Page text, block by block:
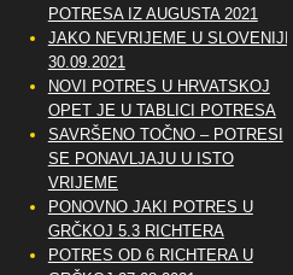
POTRESA IZ AUGUSTA 2021
JAKO NEVRIJEME U SLOVENIJI
30.09.2021
NOVI POTRES U HRVATSKOJ
OPET JE U TABLICI POTRESA
SAVRŠENO TOČNO – POTRESI
SE PONAVLJAJU U ISTO
VRIJEME
PONOVNO JAKI POTRES U
GRČKOJ 5.3 RICHTERA
POTRES OD 6 RICHTERA U